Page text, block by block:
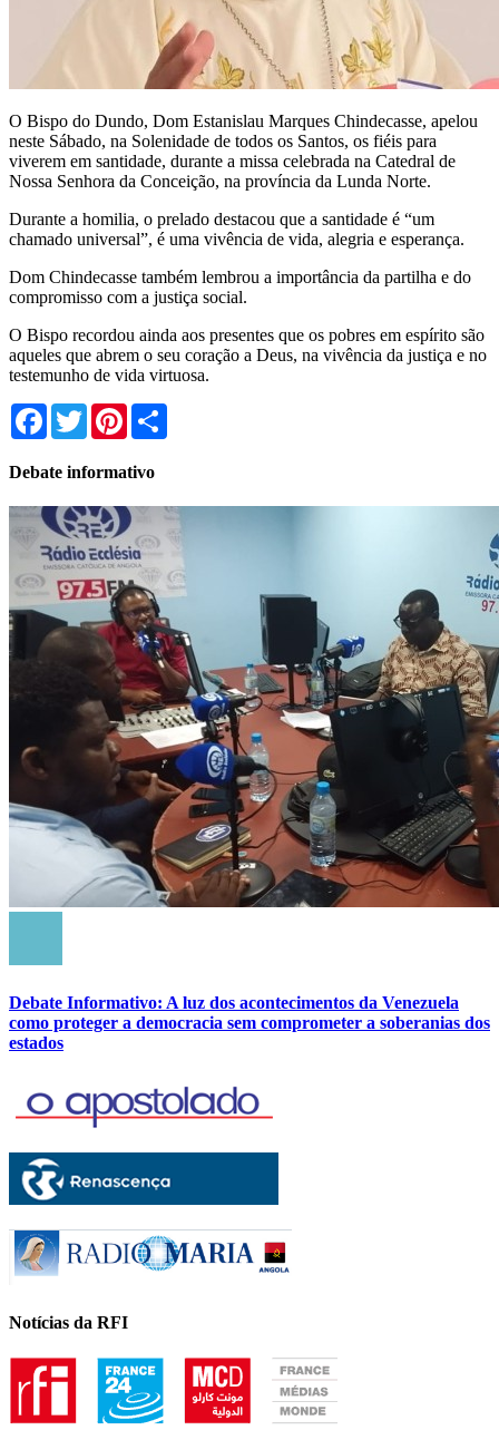
O Bispo do Dundo, Dom Estanislau Marques Chindecasse, apelou
neste Sábado, na Solenidade de todos os Santos, os fiéis para
viverem em santidade, durante a missa celebrada na Catedral de
Nossa Senhora da Conceição, na província da Lunda Norte.
Durante a homilia, o prelado destacou que a santidade é “um
chamado universal”, é uma vivência de vida, alegria e esperança.
Dom Chindecasse também lembrou a importância da partilha e do
compromisso com a justiça social.
O Bispo recordou ainda aos presentes que os pobres em espírito são
aqueles que abrem o seu coração a Deus, na vivência da justiça e no
testemunho de vida virtuosa.
Facebook
TwitterPinterest
Debate informativo
Debate Informativo: A luz dos acontecimentos da Venezuela
como proteger a democracia sem comprometer a soberanias dos
estados
Notícias da RFI